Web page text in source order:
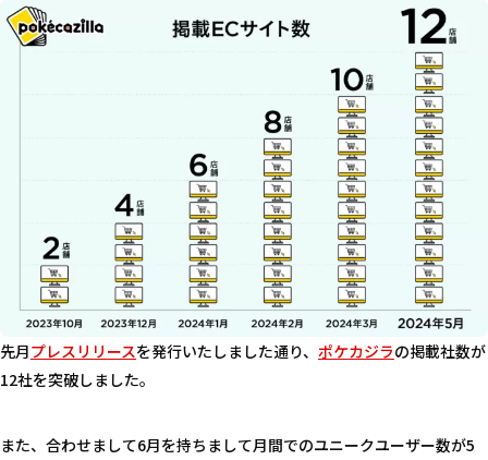
先月プレスリリースを発行いたしました通り、 ポケカジラの掲載社数が
12社を突破しました。
また、合わせまして6月を持ちまして月間でのユニークユーザー数が5